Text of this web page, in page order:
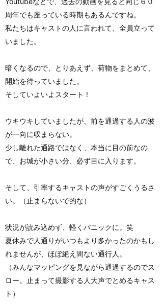
周年でも座っている時期もあるんですね。
私たちはキャストの人に言われて、全員立って
いました。
暗くなるので、とりあえず、荷物をまとめて、
開始を待っていました。
そしていよいよスタート！
ウキウキしていましたが、前を通過する人の波
が一向に収まらない。
少し離れた通路ではなく、本当に目の前なの
で、お城が小さい分、必ず目に入ります。
そして、引率するキャストの声がすごくうるさ
い。（止まらないで的な）
状況が読み込めず、軽くパニックに。笑
夏休みで人通りがいつもより多かったのかもし
れませんが、ほぼ絶え間ない通行人。
（みんなマッピングを見ながら通過するのでス
ロー。止まって撮影する人大声でとめるキャス
ト）